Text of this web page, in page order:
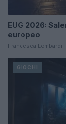
EUG 2026:
europeo
Francesca Lombardi
GIOCHI